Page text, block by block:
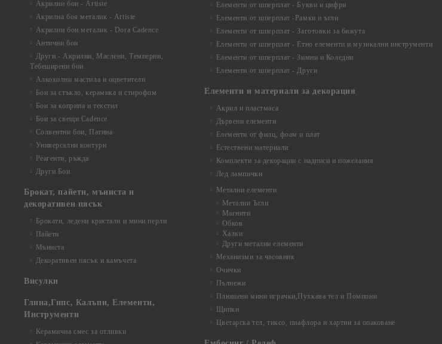
Акрилни бои - Artiste
Акрилна боя металик - Artiste
Акрилни бои металик - Dora Cadence
Антични бои
Други - Акрилни, Маслени, Темперни,
Тебеширени бои
Алкохолни мастила и оцветители
Бои за стъкло, керамика и стирофом
Бои за коприна и текстил
Бои за свещи Cadence
Солвентни бои, Патина
Универсални контури
Реагенти, ръжда
Други Бои
Брокат, пайети, мъниста и
декоративен пясък
Брокати, ледени кристали и мини перли
Пайети
Мъниста
Декоративен пясък и камъчета
Висулки
Глина,Гипс, Калъпи, Елементи,
Инструменти
Керамична смес за отливки
Елементи от шперплат - Букви и цифри
Елементи от шперплат -Рамки и ъгли
Елементи от шперплат - Заготовки за бижута
Елементи от шперплат - Етно елементи и музикални инструменти
Елементи от шперплат - Зимни и Коледни
Елементи от шперплат - Други
Елементи и материали за декорация
Акрил и пластмаса
Дървени елементи
Елементи от филц, фоам и плат
Естествени материали
Комплекти за декорации с надписи и пожелания
Лед лампички
Метални елементи
Метални Ъгли
Магнити
Обков
Халки
Други метални елементи
Механизми за часовник
Очички
Пълнежи
Плюшени мини играчки,Пухкава тел и Помпони
Щипки
Цветарска тел, тиксо, пиафлора и хартии за опаковане